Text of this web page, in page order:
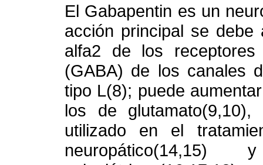
El Gabapentin es un
acción principal se
alfa2 de los receptores
(GABA) de los canales
tipo L(8); puede
los de
utilizado en el
neuropático(14,15)